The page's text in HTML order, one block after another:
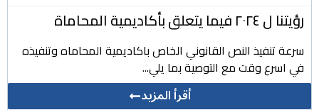
رؤيتنا ل ٢٠٢٤ فيما يتعلق بأكاديمية المحاماة
سرعة تنفيذ النص القانوني الخاص باكاديمية المحاماه وتنفيذه
في اسرع وقت مع التوصية بما يلي...
أقرأ المزيد